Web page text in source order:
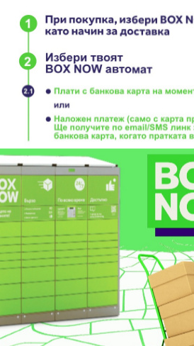
Подобни Продукти
ВЪЗДУШЕН ФИЛТЪР MANN-FILTER
C 32 011
«